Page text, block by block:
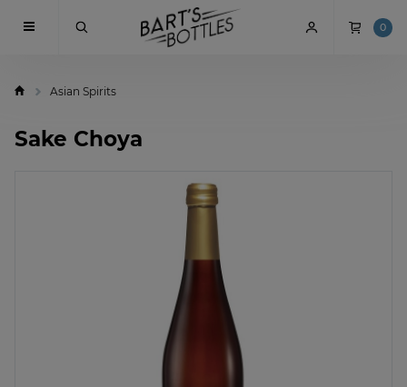
0
Asian Spirits
Sake Choya